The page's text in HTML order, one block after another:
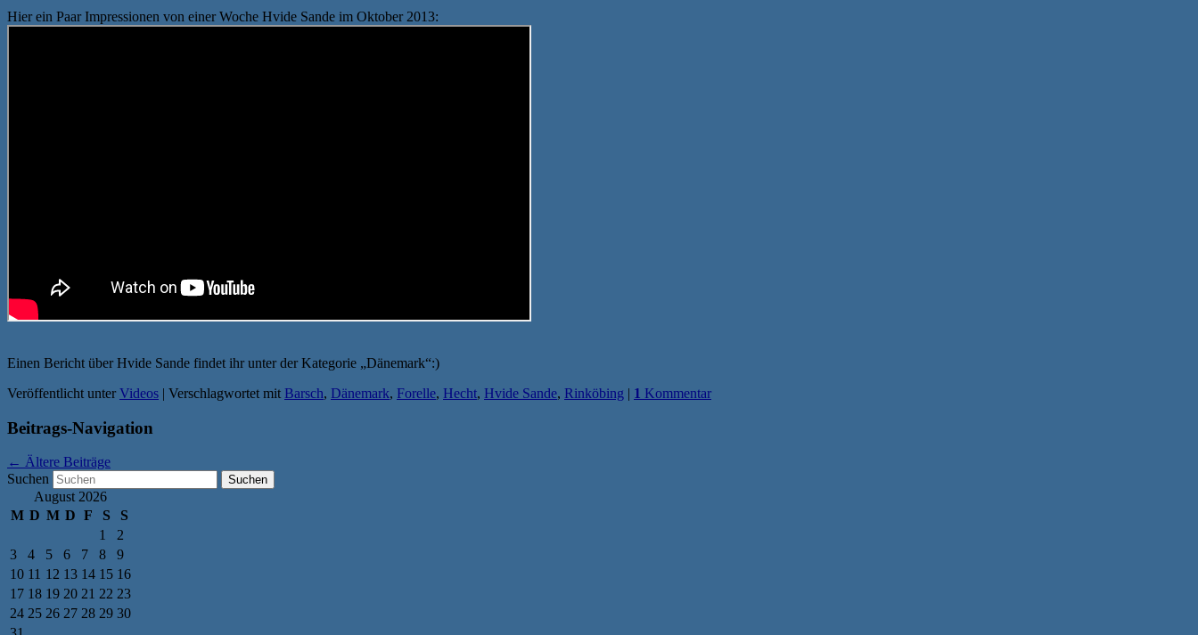
Hier ein Paar Impressionen von einer Woche Hvide Sande im Oktober 2013:
Einen Bericht über Hvide Sande findet ihr unter der Kategorie „Dänemark“:)
Veröffentlicht unter Videos | Verschlagwortet mit Barsch, Dänemark, Forelle, Hecht, Hvide Sande, Rinköbing | 1 Kommentar
Beitrags-Navigation
← Ältere Beiträge
Suchen
August 2026
M D M D F S
S
1
2
3
4 5 6 7 8
9
10 11 12 13 14 15 16
17 18 19 20 21 22 23
24 25 26 27 28 29 30